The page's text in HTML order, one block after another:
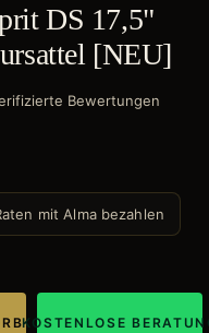
DS 17,5"
[NEU]
Bewertungen
mit Alma bezahlen
KOSTENLOSE